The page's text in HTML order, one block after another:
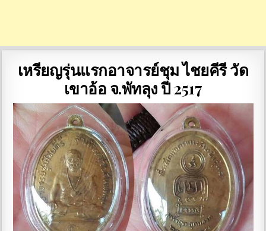
เหรียญรุ่นแรกอาจารย์ชุม ไชยคีรี วัด
เขาอ้อ จ.พัทลุง ปี 2517